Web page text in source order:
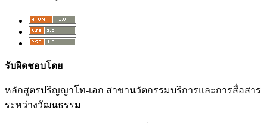
รับผิดชอบโดย
หลักสูตรปริญญาโท-เอก สาขานวัตกรรมบริการและการสื่อสาร
ระหว่างวัฒนธรรม